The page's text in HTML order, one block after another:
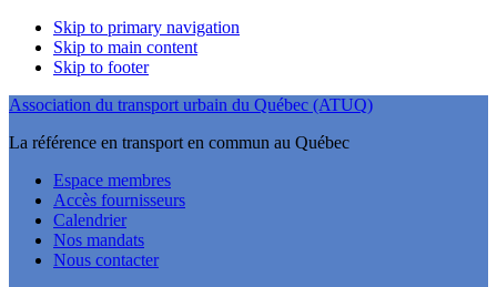
Skip to primary navigation
Skip to main content
Skip to footer
Association du transport urbain du Québec (ATUQ)
La référence en transport en commun au Québec
Espace membres
Accès fournisseurs
Calendrier
Nos mandats
Nous contacter